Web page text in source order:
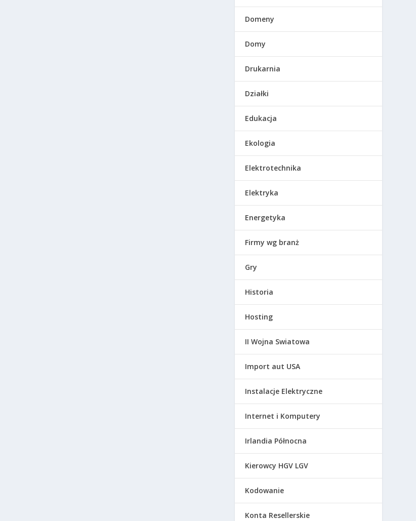
Domeny
Domy
Drukarnia
Działki
Edukacja
Ekologia
Elektrotechnika
Elektryka
Energetyka
Firmy wg branż
Gry
Historia
Hosting
II Wojna Swiatowa
Import aut USA
Instalacje Elektryczne
Internet i Komputery
Irlandia Północna
Kierowcy HGV LGV
Kodowanie
Konta Resellerskie